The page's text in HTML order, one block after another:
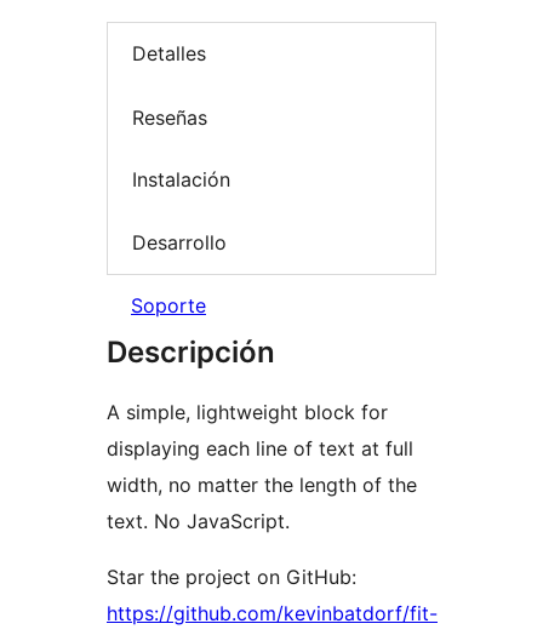
Detalles
Reseñas
Instalación
Desarrollo
Soporte
Descripción
A simple, lightweight block for
displaying each line of text at full
width, no matter the length of the
text. No JavaScript.
Star the project on GitHub:
https://github.com/kevinbatdorf/fit-